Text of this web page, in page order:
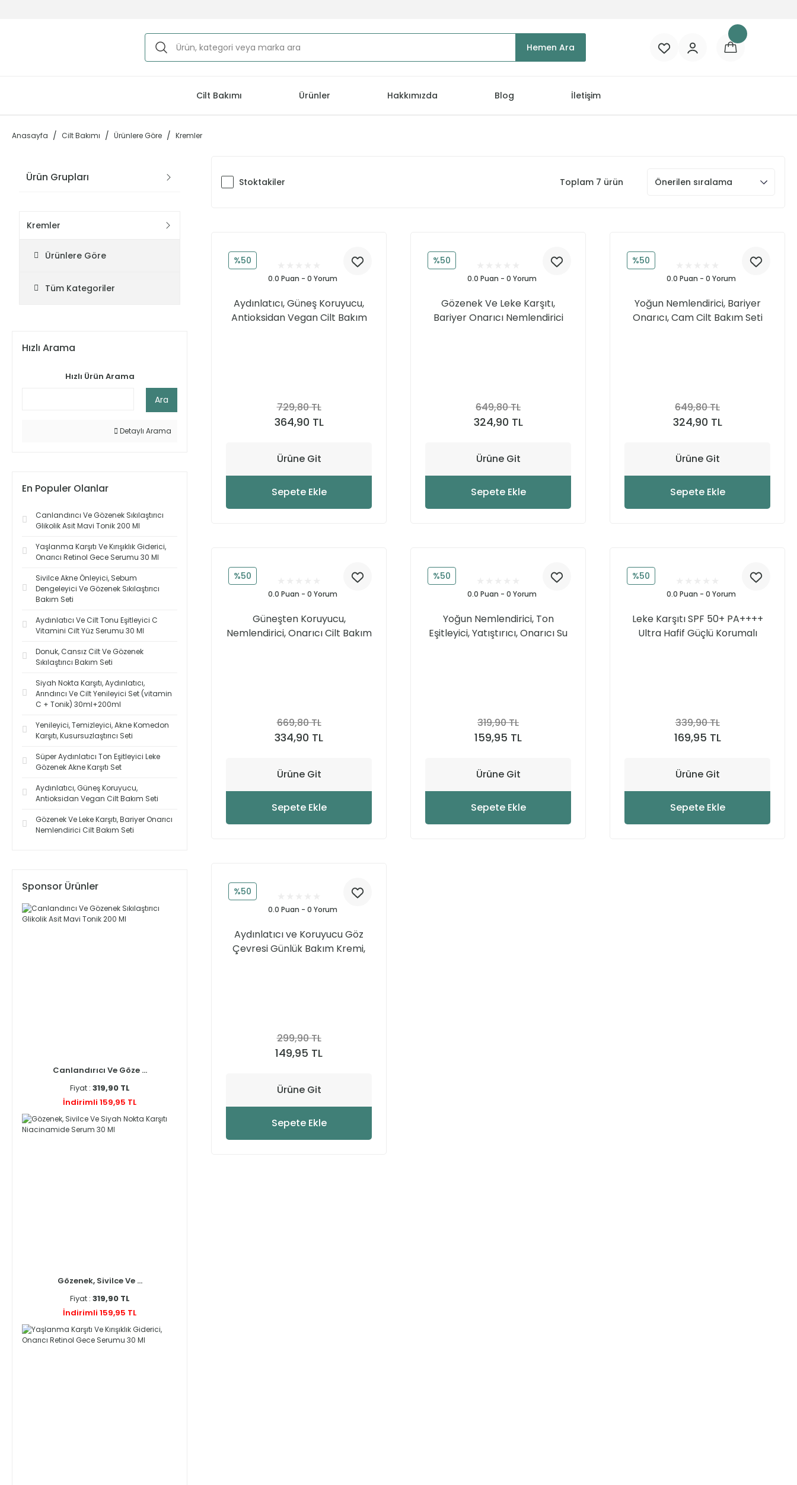
Hemen Ara
Cilt Bakımı Ürünler Hakkımızda Blog İletişim
Anasayfa Cilt Bakımı Ürünlere Göre Kremler
Ürün Grupları
Kremler
Ürünlere Göre
Tüm Kategoriler
Hızlı Arama
Hızlı Ürün Arama
Ara
Detaylı Arama
En Populer Olanlar
Canlandırıcı Ve Gözenek Sıkılaştırıcı
Glikolik Asit Mavi Tonik 200 Ml
Yaşlanma Karşıtı Ve Kırışıklık Giderici,
Onarıcı Retinol Gece Serumu 30 Ml
Sivilce Akne Önleyici, Sebum
Dengeleyici Ve Gözenek Sıkılaştırıcı
Bakım Seti
Aydınlatıcı Ve Cilt Tonu Eşitleyici C
Vitamini Cilt Yüz Serumu 30 Ml
Donuk, Cansız Cilt Ve Gözenek
Sıkılaştırıcı Bakım Seti
Siyah Nokta Karşıtı, Aydınlatıcı,
Arındırıcı Ve Cilt Yenileyici Set (vitamin
C + Tonik) 30ml+200ml
Yenileyici, Temizleyici, Akne Komedon
Karşıtı, Kusursuzlaştırıcı Seti
Süper Aydınlatıcı Ton Eşitleyici Leke
Gözenek Akne Karşıtı Set
Aydınlatıcı, Güneş Koruyucu,
Antioksidan Vegan Cilt Bakım Seti
Gözenek Ve Leke Karşıtı, Bariyer Onarıcı
Nemlendirici Cilt Bakım Seti
Sponsor Ürünler
Canlandırıcı Ve Göze ...
Fiyat : 319,90 TL
İndirimli 159,95 TL
Gözenek, Sivilce Ve ...
Fiyat : 319,90 TL
İndirimli 159,95 TL
Stoktakiler Toplam 7 ürün
%50
0.0 Puan - 0 Yorum
Aydınlatıcı, Güneş Koruyucu,
Antioksidan Vegan Cilt Bakım
729,80 TL
364,90 TL
Ürüne Git
Sepete Ekle
%50
0.0 Puan - 0 Yorum
Gözenek Ve Leke Karşıtı,
Bariyer Onarıcı Nemlendirici
649,80 TL
324,90 TL
Ürüne Git
Sepete Ekle
%50
0.0 Puan - 0 Yorum
Yoğun Nemlendirici, Bariyer
Onarıcı, Cam Cilt Bakım Seti
649,80 TL
324,90 TL
Ürüne Git
Sepete Ekle
%50
0.0 Puan - 0 Yorum
Güneşten Koruyucu,
Nemlendirici, Onarıcı Cilt Bakım
669,80 TL
334,90 TL
Ürüne Git
Sepete Ekle
%50
0.0 Puan - 0 Yorum
Yoğun Nemlendirici, Ton
Eşitleyici, Yatıştırıcı, Onarıcı Su
319,90 TL
159,95 TL
Ürüne Git
Sepete Ekle
%50
0.0 Puan - 0 Yorum
Leke Karşıtı SPF 50+ PA++++
Ultra Hafif Güçlü Korumalı
339,90 TL
169,95 TL
Ürüne Git
Sepete Ekle
%50
0.0 Puan - 0 Yorum
Aydınlatıcı ve Koruyucu Göz
Çevresi Günlük Bakım Kremi,
299,90 TL
149,95 TL
Ürüne Git
Sepete Ekle